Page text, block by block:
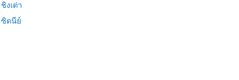
ชิงเต่า
ซิดนีย์